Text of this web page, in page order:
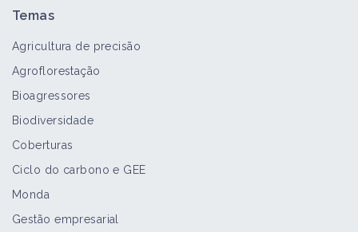
Temas
Agricultura de precisão
Agroflorestação
Bioagressores
Biodiversidade
Coberturas
Ciclo do carbono e GEE
Monda
Gestão empresarial